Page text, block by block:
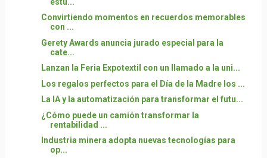
Convirtiendo momentos en recuerdos memorables
con ...
Gerety Awards anuncia jurado especial para la
cate...
Lanzan la Feria Expotextil con un llamado a la uni...
Los regalos perfectos para el Día de la Madre los ...
La IA y la automatización para transformar el futu...
¿Cómo puede un camión transformar la
rentabilidad ...
Industria minera adopta nuevas tecnologías para
op...